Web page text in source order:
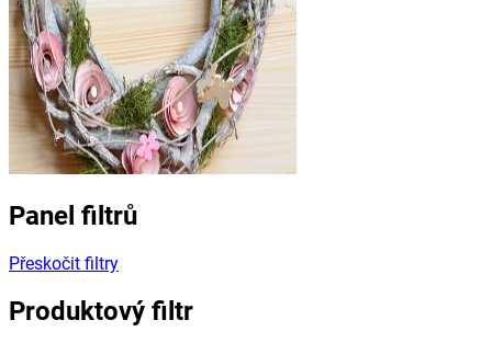
Panel filtrů
Přeskočit filtry
Produktový filtr